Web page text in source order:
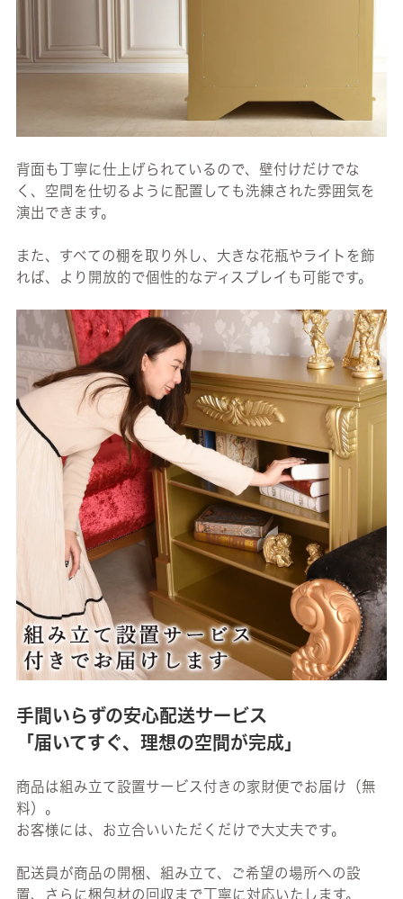
背面も丁寧に仕上げられているので、壁付けだけでな
く、空間を仕切るように配置しても洗練された雰囲気を
演出できます。
また、すべての棚を取り外し、大きな花瓶やライトを飾
れば、より開放的で個性的なディスプレイも可能です。
手間いらずの安心配送サービス
「届いてすぐ、理想の空間が完成」
商品は組み立て設置サービス付きの家財便でお届け（無
料）。
お客様には、お立合いいただくだけで大丈夫です。
配送員が商品の開梱、組み立て、ご希望の場所への設
置、さらに梱包材の回収まで丁寧に対応いたします。